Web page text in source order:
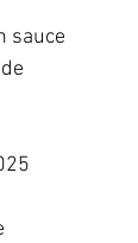
sauce